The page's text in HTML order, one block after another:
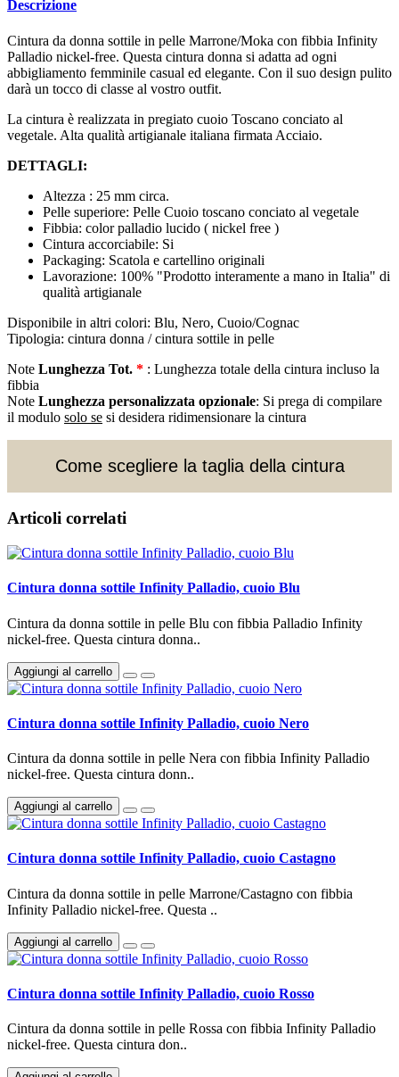
Descrizione
Cintura da donna sottile in pelle Marrone/Moka con fibbia Infinity
Palladio nickel-free. Questa cintura donna si adatta ad ogni
abbigliamento femminile casual ed elegante. Con il suo design pulito
darà un tocco di classe al vostro outfit.
La cintura è realizzata in pregiato cuoio Toscano conciato al
vegetale. Alta qualità artigianale italiana firmata Acciaio.
DETTAGLI:
Altezza : 25 mm circa.
Pelle superiore: Pelle Cuoio toscano conciato al vegetale
Fibbia: color palladio lucido ( nickel free )
Cintura accorciabile: Si
Packaging: Scatola e cartellino originali
Lavorazione: 100% "Prodotto interamente a mano in Italia" di
qualità artigianale
Disponibile in altri colori: Blu, Nero, Cuoio/Cognac
Tipologia: cintura donna / cintura sottile in pelle
Note Lunghezza Tot. * : Lunghezza totale della cintura incluso la
fibbia
Note Lunghezza personalizzata opzionale: Si prega di compilare
il modulo solo se si desidera ridimensionare la cintura
Come scegliere la taglia della cintura
Articoli correlati
Cintura donna sottile Infinity Palladio, cuoio Blu
Cintura da donna sottile in pelle Blu con fibbia Palladio Infinity
nickel-free. Questa cintura donna..
Aggiungi al carrello
Cintura donna sottile Infinity Palladio, cuoio Nero
Cintura da donna sottile in pelle Nera con fibbia Infinity Palladio
nickel-free. Questa cintura donn..
Aggiungi al carrello
Cintura donna sottile Infinity Palladio, cuoio Castagno
Cintura da donna sottile in pelle Marrone/Castagno con fibbia
Infinity Palladio nickel-free. Questa ..
Aggiungi al carrello
Cintura donna sottile Infinity Palladio, cuoio Rosso
Cintura da donna sottile in pelle Rossa con fibbia Infinity Palladio
nickel-free. Questa cintura don..